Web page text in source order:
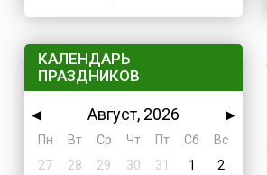
КАЛЕНДАРЬ
ПРАЗДНИКОВ
◀ Август, 2026
▶
Пн
Вт Ср Чт Пт Сб
Вс
27
28 29 30 31 1
2